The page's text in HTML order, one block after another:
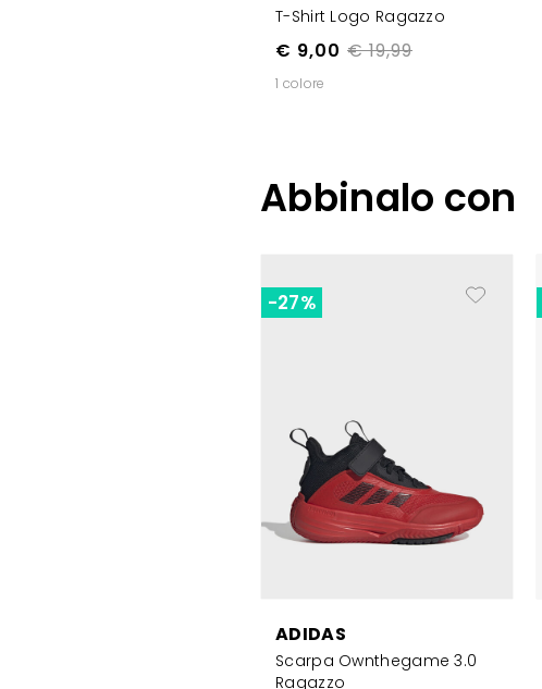
T-Shirt Logo Ragazzo
€ 19,99
€ 9,00
1 colore
Abbinalo con
ADIDAS
Scarpa Ownthegame 3.0
Ragazzo
-27%